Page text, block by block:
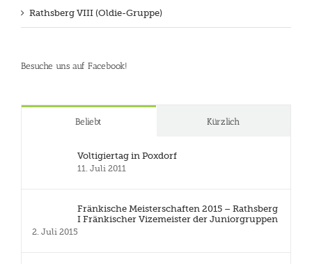
Rathsberg VIII (Oldie-Gruppe)
Besuche uns auf Facebook!
Beliebt Kürzlich
Voltigiertag in Poxdorf
11. Juli 2011
Fränkische Meisterschaften 2015 – Rathsberg
I Fränkischer Vizemeister der Juniorgruppen
2. Juli 2015